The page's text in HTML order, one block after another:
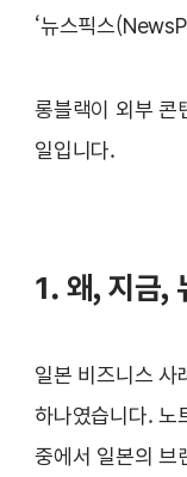
‘뉴스픽스
롱블랙이 외부
일입니다.
1. 왜, 지금,
일본 비즈니스
하나였습니다. 노
중에서 일본의 브